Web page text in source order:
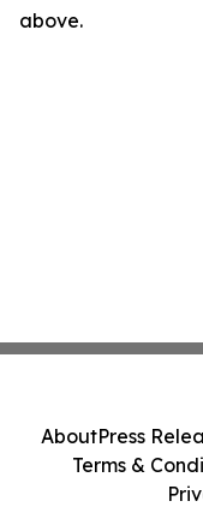
above.
AboutPress
Terms &